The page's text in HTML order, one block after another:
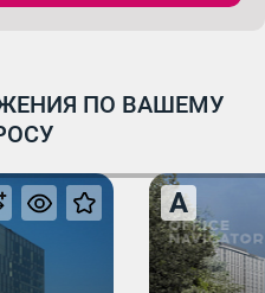
ПО ВАШЕМУ
A